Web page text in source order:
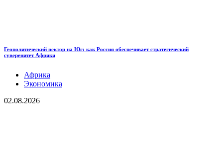
Геополитический вектор на Юг: как Россия обеспечивает стратегический
суверенитет Африки
Африка
Экономика
02.08.2026